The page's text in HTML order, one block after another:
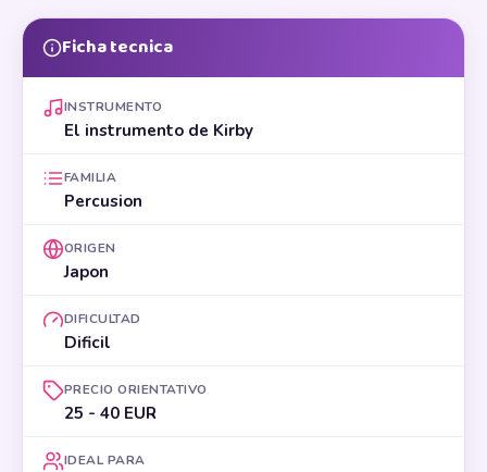
Ficha tecnica
INSTRUMENTO
El instrumento de Kirby
FAMILIA
Percusion
ORIGEN
Japon
DIFICULTAD
Dificil
PRECIO ORIENTATIVO
25 - 40 EUR
IDEAL PARA